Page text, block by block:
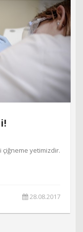
çiğneme yetimizdir.
28.08.2017